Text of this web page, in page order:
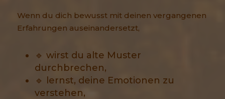
Wenn du dich bewusst mit deinen vergangenen
Erfahrungen auseinandersetzt,
🔹 wirst du alte Muster
durchbrechen,
🔹 lernst, deine Emotionen zu
verstehen,